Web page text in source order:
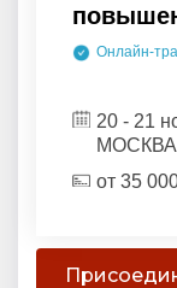
Онлайн-
20 - 21
МОСКВА
от 35